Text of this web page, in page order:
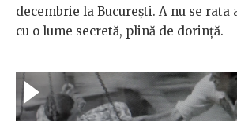
decembrie la București. A nu se rata
cu o lume secretă, plină de dorință.